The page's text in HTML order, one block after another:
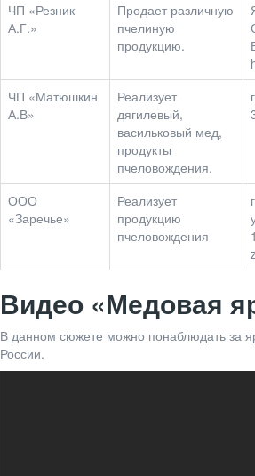
ЧП «Резник
А.Г.»
Продает различную
пчелиную
продукцию.
ЧП «Матюшкин
А.В»
Реализует
дягилевый,
васильковый мед,
продукты
пчеловождения.
г
ООО
«Заречье»
Реализует
продукцию
пчеловождения
г
Видео «Медовая
В данном сюжете можно понаблюдать за
России.